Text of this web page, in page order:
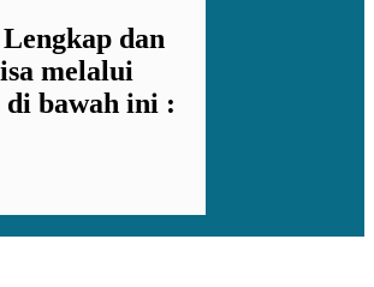
dan
melalui
di bawah ini :